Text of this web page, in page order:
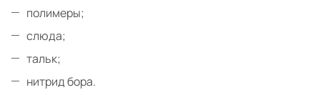
полимеры;
слюда;
тальк;
нитрид бора.